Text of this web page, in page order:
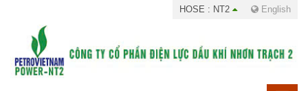
HOSE : NT2 English